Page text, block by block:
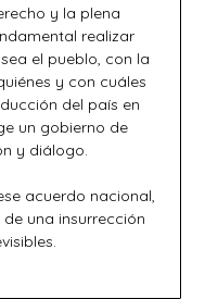
y la plena
realizar
el pueblo, con la
y con cuáles
del país en
un gobierno de
y diálogo.
acuerdo nacional,
una insurrección